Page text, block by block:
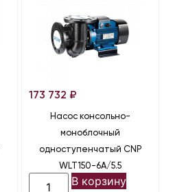
173 732 ₽
Насос консольно-
моноблочный
одноступенчатый CNP
WLT150-6A/5.5
В корзину